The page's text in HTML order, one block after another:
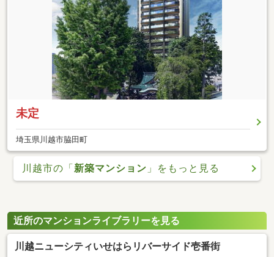
未定
埼玉県川越市脇田町
川越市の「新築マンション 」をもっと見る
近所のマンションライブラリーを見る
川越ニューシティいせはらリバーサイド壱番街